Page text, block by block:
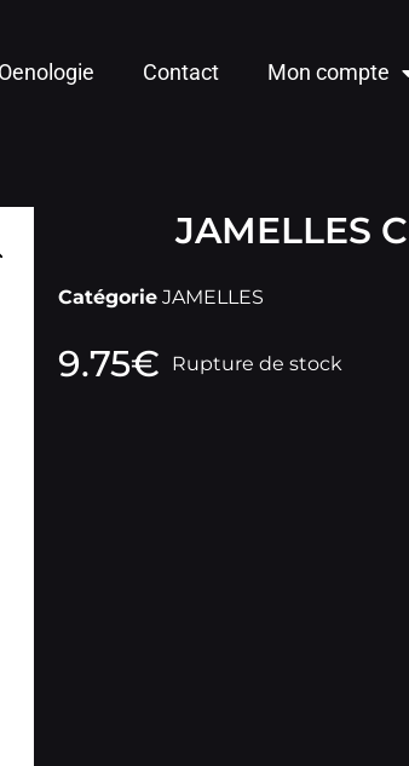
Contact Mon compte
JAMELLES
Catégorie JAMELLES
9.75€ Rupture de stock